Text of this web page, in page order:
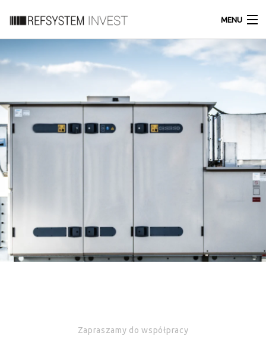
MENU
HOME
DLA FIRM
Zapraszamy do współpracy